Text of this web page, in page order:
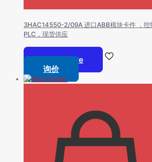
3HAC14550-2/09A 进口ABB模块卡件 ，控
PLC，现货供应
Read more
询价